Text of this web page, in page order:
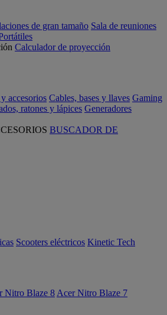
de gran tamaño Sala de reuniones
Calculador de proyección
accesorios Cables, bases y llaves Gaming
ratones y lápices Generadores
BUSCADOR DE
Scooters eléctricos Kinetic Tech
Nitro Blaze 8 Acer Nitro Blaze 7